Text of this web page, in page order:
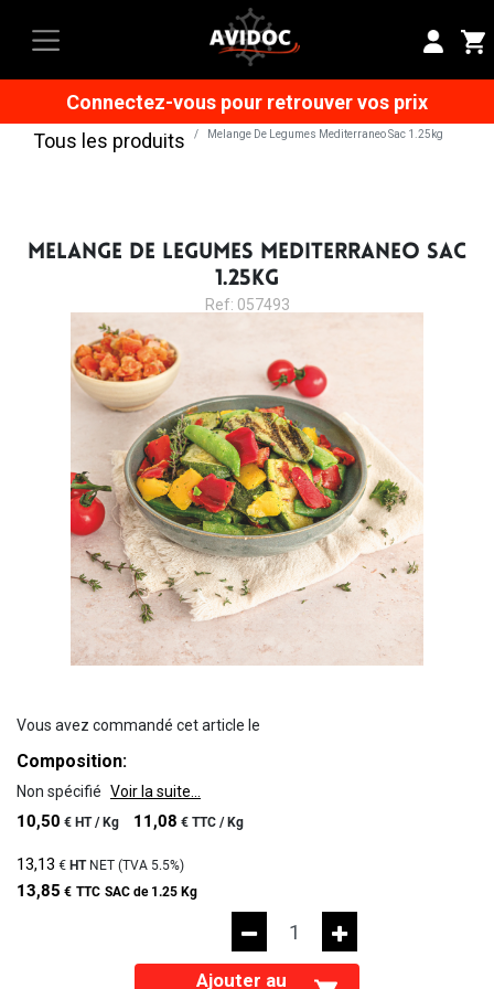
Connectez-vous pour retrouver vos prix
Tous les produits
Melange De Legumes Mediterraneo Sac 1.25kg
MELANGE DE LEGUMES MEDITERRANEO SAC
1.25KG
Ref: 057493
Vous avez commandé cet article le
Composition:
Non spécifié Voir la suite...
10,50 € HT / Kg 11,08 € TTC / Kg
13,13 € HTNET (TVA 5.5%)
13,85 € TTC SAC de 1.25 Kg
Ajouter au